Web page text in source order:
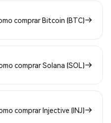
comprar Bitcoin (BTC)
comprar Solana (SOL)
comprar Injective (INJ)